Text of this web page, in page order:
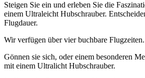
Steigen Sie ein und erleben Sie die
einem Ultraleicht Hubschrauber.
Flugdauer.
Wir verfügen über vier buchbare Flugzeiten.
Gönnen sie sich, oder einem besonderen
mit einem Ultralicht Hubschrauber.